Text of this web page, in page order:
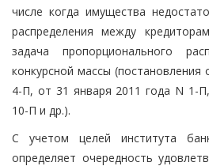
числе когда имущества
распределения между
задача пропорционального
конкурсной массы
4-П, от 31 января 2011 года N 1-
10-П и др.).
С учетом целей института
определяет очередность